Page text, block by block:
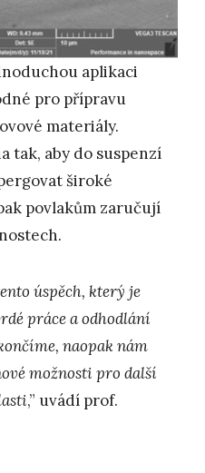
aplikaci
pro přípravu
materiály.
tak, aby do suspenzí
široké
povlakům zaručují
úspěch, který je
práce a odhodlání
naopak nám
možnosti pro další
,” uvádí prof.